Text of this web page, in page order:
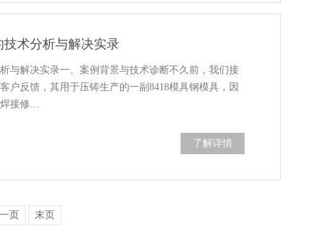
技术分析与解决实录
与解决实录一、案例背景与技术诊断不久前，我们接
户反馈，其用于压铸生产的一副8418模具钢模具，因
接修…
了解详情
页 末页